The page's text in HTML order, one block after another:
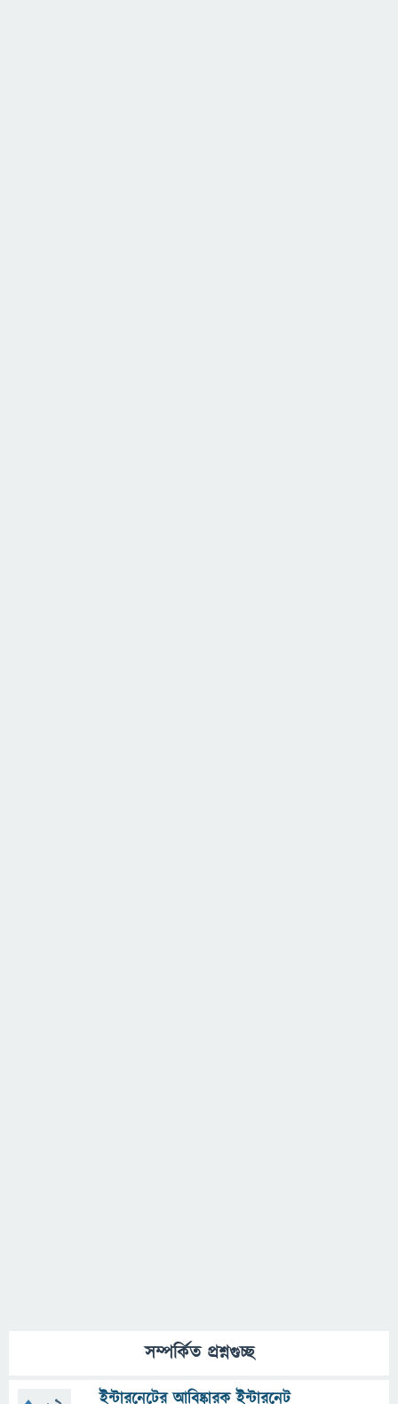
সম্পর্কিত প্রশ্নগুচ্ছ
ইন্টারনেটের আবিষ্কারক ইন্টারনেট